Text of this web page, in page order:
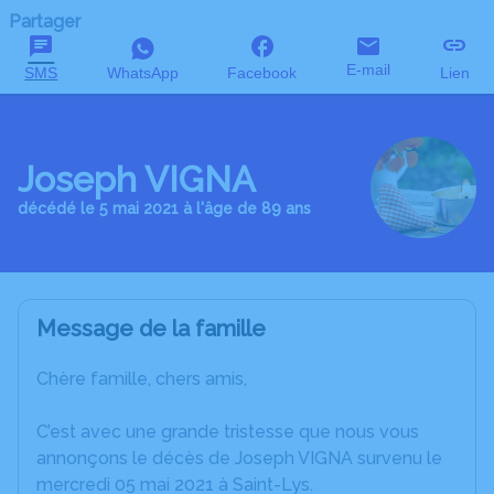
Partager
SMS WhatsApp Facebook E-mail Lien
Joseph VIGNA
décédé le 5 mai 2021 à l'âge de 89 ans
Message de la famille
Chère famille, chers amis,
C’est avec une grande tristesse que nous vous
annonçons le décès de Joseph VIGNA survenu le
mercredi 05 mai 2021 à Saint-Lys.